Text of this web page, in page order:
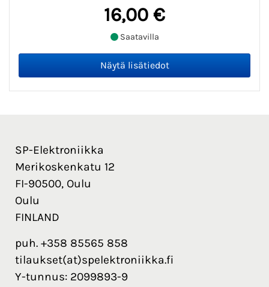
16,00 €
Saatavilla
SP-Elektroniikka
Merikoskenkatu 12
FI-90500, Oulu
Oulu
FINLAND
puh. +358 85565 858
tilaukset(at)spelektroniikka.fi
Y-tunnus: 2099893-9